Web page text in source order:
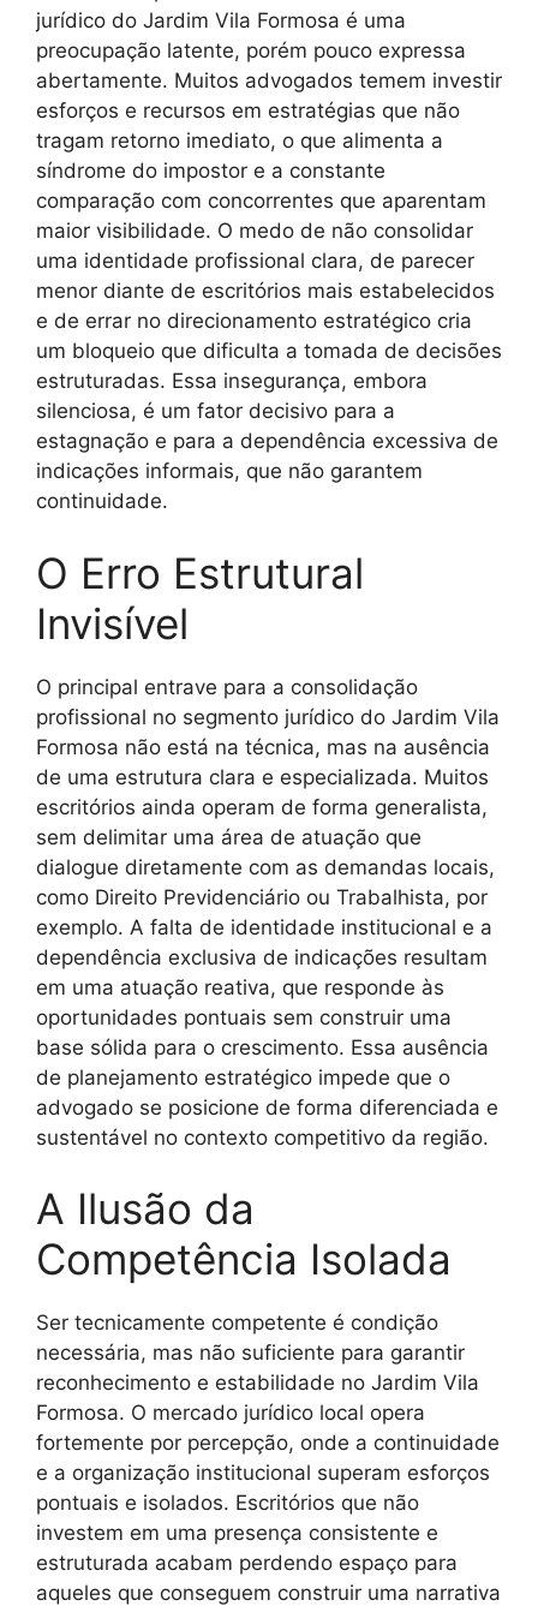
jurídico do Jardim Vila Formosa é uma
preocupação latente, porém pouco expressa
abertamente. Muitos advogados temem investir
esforços e recursos em estratégias que não
tragam retorno imediato, o que alimenta a
síndrome do impostor e a constante
comparação com concorrentes que aparentam
maior visibilidade. O medo de não consolidar
uma identidade profissional clara, de parecer
menor diante de escritórios mais estabelecidos
e de errar no direcionamento estratégico cria
um bloqueio que dificulta a tomada de decisões
estruturadas. Essa insegurança, embora
silenciosa, é um fator decisivo para a
estagnação e para a dependência excessiva de
indicações informais, que não garantem
continuidade.
O Erro Estrutural
Invisível
O principal entrave para a consolidação
profissional no segmento jurídico do Jardim Vila
Formosa não está na técnica, mas na ausência
de uma estrutura clara e especializada. Muitos
escritórios ainda operam de forma generalista,
sem delimitar uma área de atuação que
dialogue diretamente com as demandas locais,
como Direito Previdenciário ou Trabalhista, por
exemplo. A falta de identidade institucional e a
dependência exclusiva de indicações resultam
em uma atuação reativa, que responde às
oportunidades pontuais sem construir uma
base sólida para o crescimento. Essa ausência
de planejamento estratégico impede que o
advogado se posicione de forma diferenciada e
sustentável no contexto competitivo da região.
A Ilusão da
Competência Isolada
Ser tecnicamente competente é condição
necessária, mas não suficiente para garantir
reconhecimento e estabilidade no Jardim Vila
Formosa. O mercado jurídico local opera
fortemente por percepção, onde a continuidade
e a organização institucional superam esforços
pontuais e isolados. Escritórios que não
investem em uma presença consistente e
estruturada acabam perdendo espaço para
aqueles que conseguem construir uma narrativa